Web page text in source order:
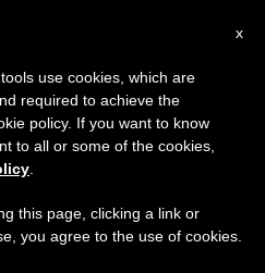
de morir, Juan
nacimiento de
de aborto
×
agosto haremos la pausa
en el periodo de verano
y también el
x
use cookies, which are
required to achieve the
policy. If you want to know
to all or some of the cookies,
this page, clicking a link or
you agree to the use of cookies.